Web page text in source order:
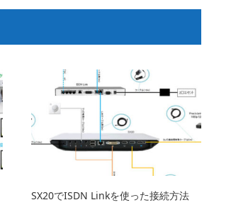
SX20でISDN Linkを使った接続方法